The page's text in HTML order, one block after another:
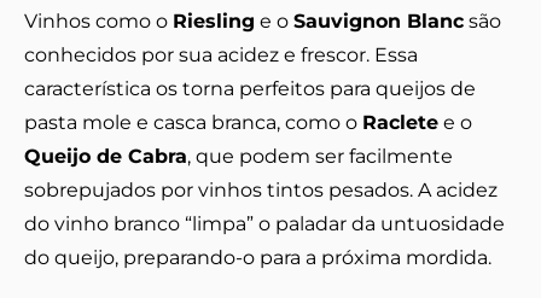
Vinhos como o Riesling e o Sauvignon Blanc são
conhecidos por sua acidez e frescor. Essa
característica os torna perfeitos para queijos de
pasta mole e casca branca, como o Raclete e o
Queijo de Cabra, que podem ser facilmente
sobrepujados por vinhos tintos pesados. A acidez
do vinho branco “limpa” o paladar da untuosidade
do queijo, preparando-o para a próxima mordida.